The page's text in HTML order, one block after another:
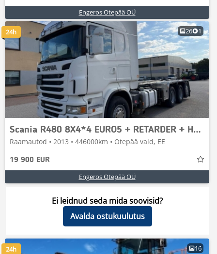
Engeros Otepää OÜ
26 1
Scania R480 8X4*4 EURO5 + RETARDER + HYDRAULICS + PTO + A
Raamautod • 2013 • 446000km • Otepää vald, EE
19 900 EUR
Engeros Otepää OÜ
24h
Ei leidnud seda mida soovisid?
Avalda ostukuulutus
16
24h